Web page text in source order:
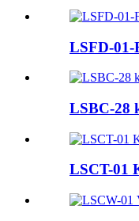
LSFD-
LSBC-28
LSCT-01